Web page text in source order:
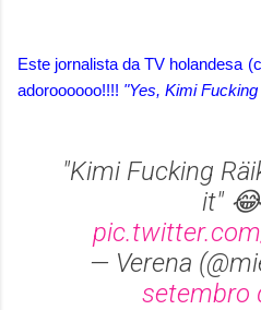
Este jornalista da TV holandesa
adoroooooo!!!! "Yes, Kimi
"Kimi Fucking
it"
— Verena
setembro